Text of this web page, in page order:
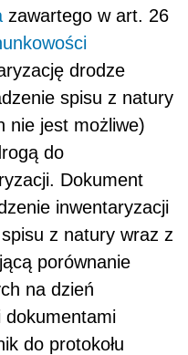
zawartego w art. 26
drodze
spisu z natury
nie jest możliwe)
do
Dokument
inwentaryzacji
z natury wraz z
porównanie
na dzień
dokumentami
do protokołu